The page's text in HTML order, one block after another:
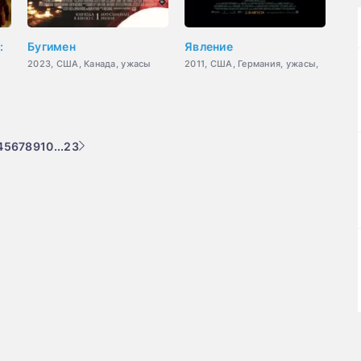
Бугимен
2023, США, Канада, ужасы
Явление
2011, США, Германия, ужасы,
5678910...23